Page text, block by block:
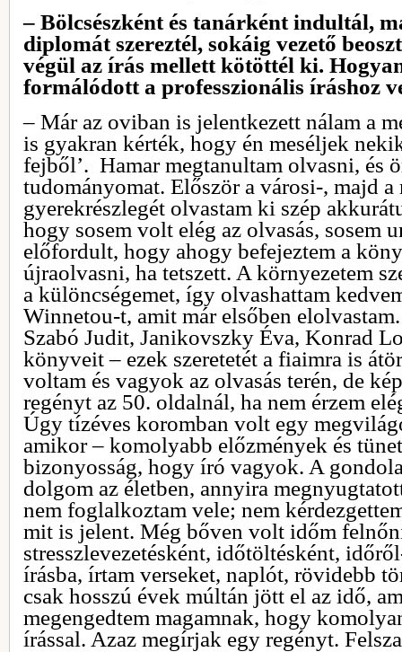
– Bölcsészként és tanárként indultál,
diplomát szereztél, sokáig vezető
végül az írás mellett kötöttél ki.
formálódott a professzionális íráshoz
– Már az oviban is jelentkezett nálam a
is gyakran kérték, hogy én meséljek
fejből’. Hamar megtanultam olvasni, és
tudományomat. Először a városi-, majd
gyerekrészlegét olvastam ki szép
hogy sosem volt elég az olvasás, sosem
előfordult, hogy ahogy befejeztem a
újraolvasni, ha tetszett. A környezetem
a különcségemet, így olvashattam
Winnetou-t, amit már elsőben
Szabó Judit, Janikovszky Éva, Konrad
könyveit – ezek szeretetét a fiaimra is
voltam és vagyok az olvasás terén, de
regényt az 50. oldalnál, ha nem érzem
Úgy tízéves koromban volt egy
amikor – komolyabb előzmények és
bizonyosság, hogy író vagyok. A
dolgom az életben, annyira
nem foglalkoztam vele; nem
mit is jelent. Még bőven volt időm
stresszlevezetésként, időtöltésként,
írásba, írtam verseket, naplót, rövidebb
csak hosszú évek múltán jött el az idő,
megengedtem magamnak, hogy
írással. Azaz megírjak egy regényt.